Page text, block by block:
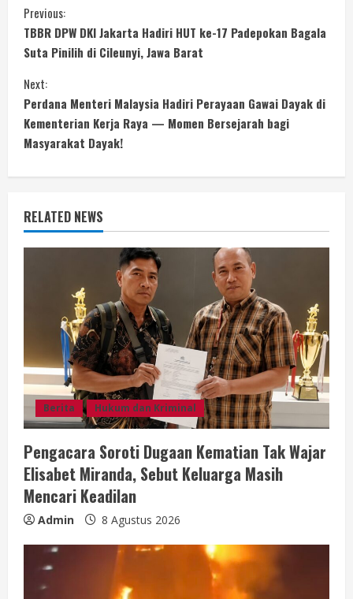
C
o
n
t
i
n
u
e
a
d
i
n
g
Previous:
TBBR DPW DKI Jakarta Hadiri HUT ke-17 Padepokan Bagala
Suta Pinilih di Cileunyi, Jawa Barat
Next:
Perdana Menteri Malaysia Hadiri Perayaan Gawai Dayak di
Kementerian Kerja Raya — Momen Bersejarah bagi
Masyarakat Dayak!
RELATED NEWS
Berita Hukum dan Kriminal
Pengacara Soroti Dugaan Kematian Tak Wajar
Elisabet Miranda, Sebut Keluarga Masih
Mencari Keadilan
Admin 8 Agustus 2026